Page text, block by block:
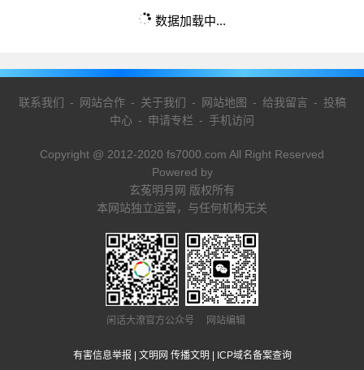
数据加载中...
联系我们 - 网站合作- 关于我们 - 网站地图 - 给我留言 - 投稿
中心 - 申请专栏 - 手机访问
Copyright @ 2012-2020 fs7000.com All Right Reserved
Powered by
玄菟明月网 版权所有
本网站独立运营，与任何机构无关
闲话大潦官方公众号 网站编辑
有害信息举报 文明网 传播文明 ICP域名备案查询